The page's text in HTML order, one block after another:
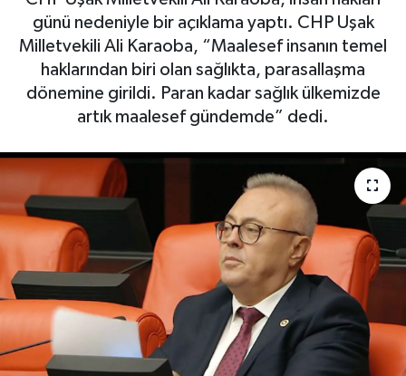
günü nedeniyle bir açıklama yaptı. CHP Uşak
Milletvekili Ali Karaoba, “Maalesef insanın temel
haklarından biri olan sağlıkta, parasallaşma
dönemine girildi. Paran kadar sağlık ülkemizde
artık maalesef gündemde” dedi.